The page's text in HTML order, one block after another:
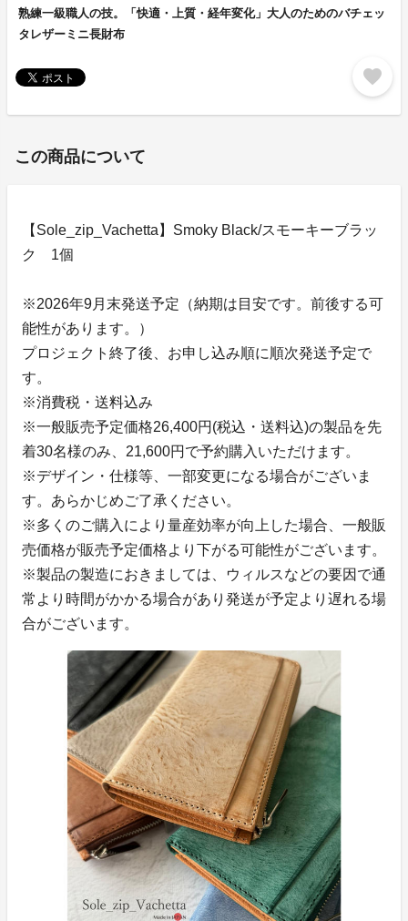
熟練一級職人の技。「快適・上質・経年変化」大人のためのバチェッ
タレザーミニ長財布
favorite
この商品について
【Sole_zip_Vachetta】Smoky Black/スモーキーブラッ
ク 1個
※2026年9月末発送予定（納期は目安です。前後する可
能性があります。）
プロジェクト終了後、お申し込み順に順次発送予定で
す。
※消費税・送料込み
※一般販売予定価格26,400円(税込・送料込)の製品を先
着30名様のみ、21,600円で予約購入いただけます。
※デザイン・仕様等、一部変更になる場合がございま
す。あらかじめご了承ください。
※多くのご購入により量産効率が向上した場合、一般販
売価格が販売予定価格より下がる可能性がございます。
※製品の製造におきましては、ウィルスなどの要因で通
常より時間がかかる場合があり発送が予定より遅れる場
合がございます。